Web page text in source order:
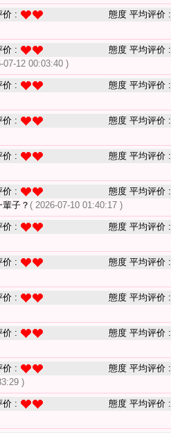
价 :
態度 平均评价 :
价 :
態度 平均评价 :
07-12 00:03:40 )
价 :
態度 平均评价 :
价 :
態度 平均评价 :
价 :
態度 平均评价 :
价 :
態度 平均评价 :
子？ ( 2026-07-10 01:40:17 )
价 :
態度 平均评价 :
价 :
態度 平均评价 :
价 :
態度 平均评价 :
价 :
態度 平均评价 :
价 :
態度 平均评价 :
)
价 :
態度 平均评价 :